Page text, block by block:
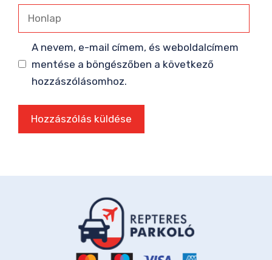
Honlap
A nevem, e-mail címem, és weboldalcímem
mentése a böngészőben a következő
hozzászólásomhoz.